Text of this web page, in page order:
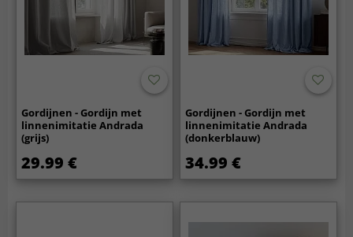
Gordijnen - Gordijn met
linnenimitatie Andrada
(grijs)
29.99 €
Gordijnen - Gordijn met
linnenimitatie Andrada
(donkerblauw)
34.99 €